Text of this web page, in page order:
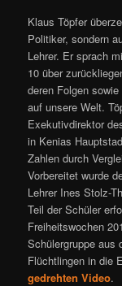
Klaus Töpfer
Politiker, sondern
Lehrer. Er sprach
10 über
deren Folgen
auf unsere Welt.
Exekutivdirektor
in Kenias
Zahlen durch
Vorbereitet wurde
Lehrer Ines Stolz-
Teil der Schüler
Freiheitswochen
Schülergruppe aus
Flüchtlingen in die
gedrehten Video.